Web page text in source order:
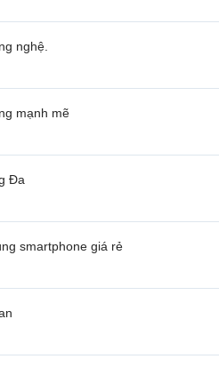
nghệ.
mạnh mẽ
Đa
smartphone giá rẻ